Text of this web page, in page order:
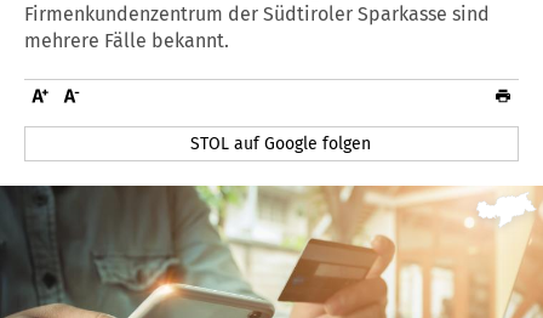
Firmenkundenzentrum der Südtiroler Sparkasse sind
mehrere Fälle bekannt.
STOL auf Google folgen